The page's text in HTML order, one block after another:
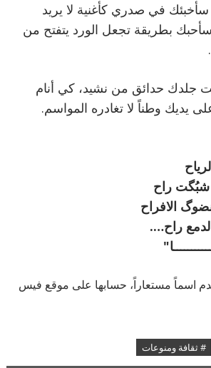
سأخبئك في صدري كأغنية لا يريد
بطريقة تجعل الورد يتفتح من
جلدك حدائق من نشيد، كي أنام
يديك وطناً لا تغادره المواسم.
شبُگت راح
الافراح
راح….
اسماً مستعاراً، حسابها على موقع فيس
# ثقافة ومنوعات